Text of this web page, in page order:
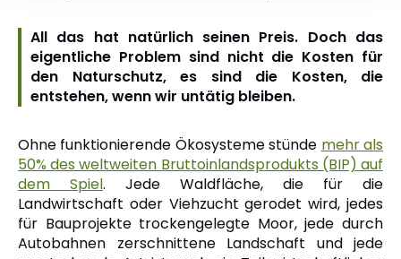
All das hat natürlich seinen Preis. Doch das
eigentliche Problem sind nicht die Kosten für
den Naturschutz, es sind die Kosten, die
entstehen, wenn wir untätig bleiben.
Ohne funktionierende Ökosysteme stünde mehr als
50% des weltweiten Bruttoinlandsprodukts (BIP) auf
dem Spiel. Jede Waldfläche, die für die
Landwirtschaft oder Viehzucht gerodet wird, jedes
für Bauprojekte trockengelegte Moor, jede durch
Autobahnen zerschnittene Landschaft und jede